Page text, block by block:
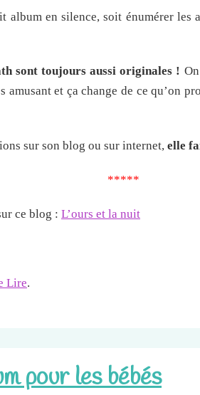
album en silence, soit énumérer
sont toujours aussi originales !
amusant et ça change de ce qu’on
sur son blog ou sur internet, elle
*****
ce blog : L’ours et la nuit
Lire.
pour les bébés